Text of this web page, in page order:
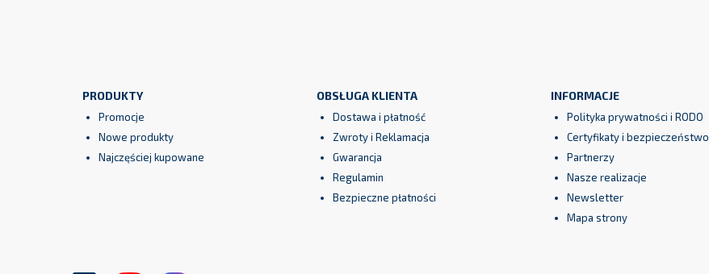
PRODUKTY
Promocje
Nowe produkty
Najczęściej kupowane
OBSŁUGA KLIENTA
Dostawa i płatność
Zwroty i Reklamacja
Gwarancja
Regulamin
Bezpieczne płatności
INFORMACJE
Polityka prywatności i RODO
Certyfikaty i bezpieczeństwo
Partnerzy
Nasze realizacje
Newsletter
Mapa strony